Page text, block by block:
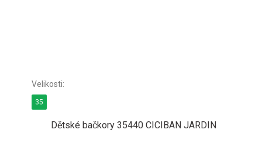
Dětské bačkory 35440 CICIBAN JARDIN
35